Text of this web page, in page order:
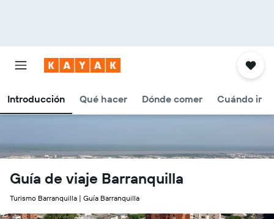
Introducción Qué hacer Dónde comer Cuándo ir
Guía de viaje Barranquilla
Turismo Barranquilla | Guía Barranquilla